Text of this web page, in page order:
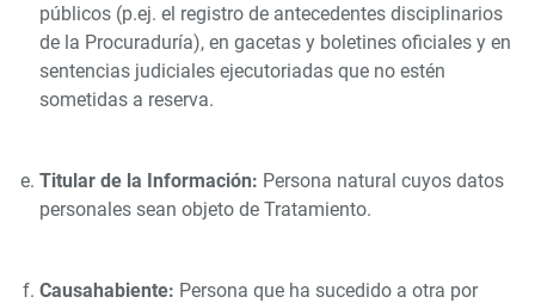
públicos (p.ej. el registro de antecedentes disciplinarios
de la Procuraduría), en gacetas y boletines oficiales y en
sentencias judiciales ejecutoriadas que no estén
sometidas a reserva.
Titular de la Información: Persona natural cuyos datos
personales sean objeto de Tratamiento.
Causahabiente: Persona que ha sucedido a otra por